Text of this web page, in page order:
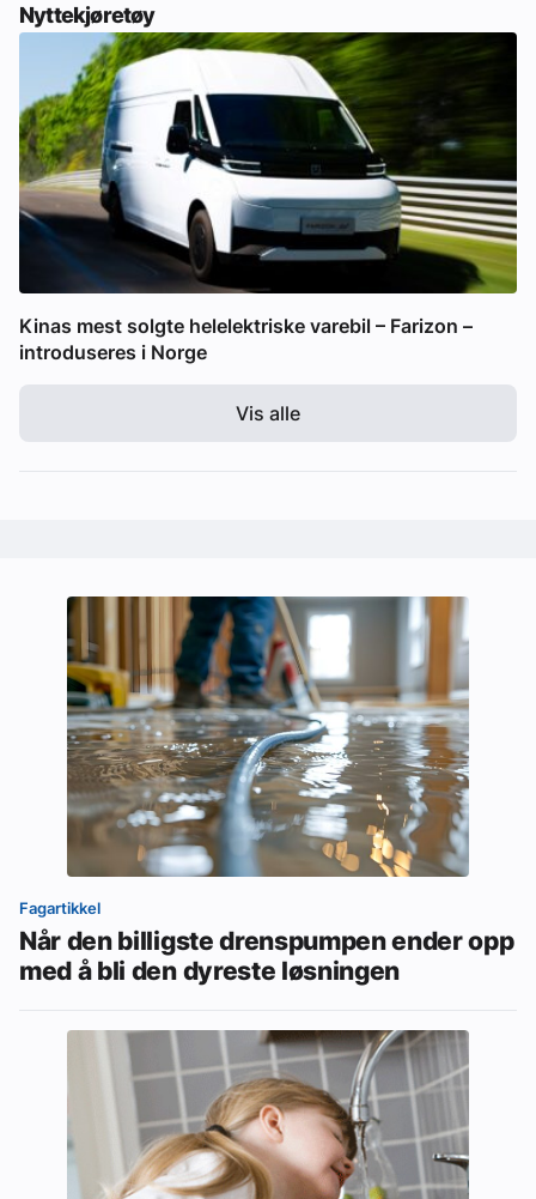
Nyttekjøretøy
Kinas mest solgte helelektriske varebil – Farizon –
introduseres i Norge
Vis alle
Fagartikkel
Når den billigste drenspumpen ender opp
med å bli den dyreste løsningen